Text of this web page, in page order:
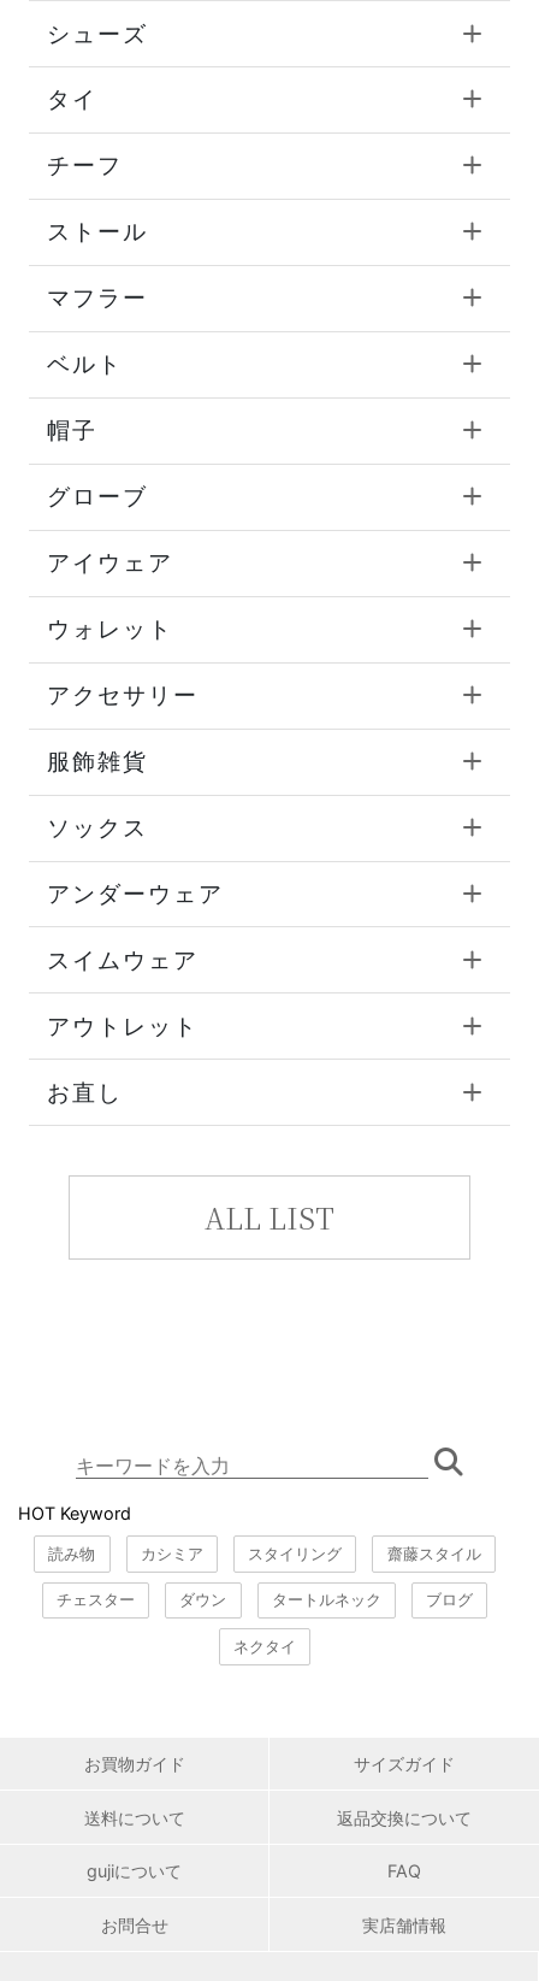
シューズ
タイ
チーフ
ストール
マフラー
ベルト
帽子
グローブ
アイウェア
ウォレット
アクセサリー
服飾雑貨
ソックス
アンダーウェア
スイムウェア
アウトレット
お直し
ALL LIST
HOT Keyword
読み物 カシミア スタイリング 齋藤スタイル
チェスター ダウン タートルネック ブログ
ネクタイ
お買物ガイド サイズガイド
送料について 返品交換について
gujiについて FAQ
お問合せ 実店舗情報